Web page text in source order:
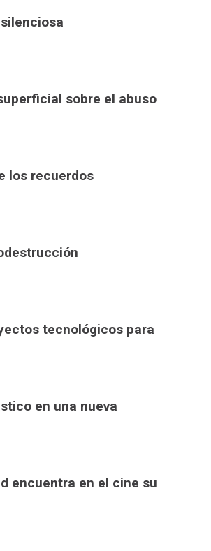
sobre el abuso
los recuerdos
tecnológicos para
en una nueva
encuentra en el cine su